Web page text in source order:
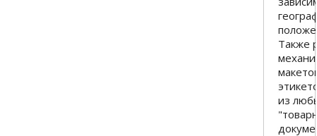
Также
из